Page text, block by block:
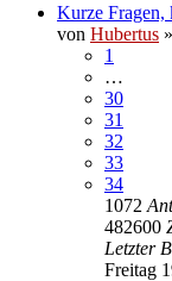
Kurze Fragen,
von Hubertus »
1
…
30
31
32
33
34
1072
482600
Letzter
Freitag